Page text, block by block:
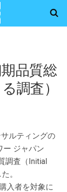
品質総
調査）
ルティングの
ー ジャパン
調査（Initial
。
入者を対象に